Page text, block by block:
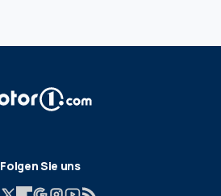
Folgen Sie uns